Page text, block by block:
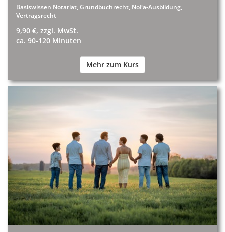
Basiswissen Notariat, Grundbuchrecht, NoFa-Ausbildung,
Vertragsrecht
9,90 €, zzgl. MwSt.
ca. 90-120 Minuten
Mehr zum Kurs